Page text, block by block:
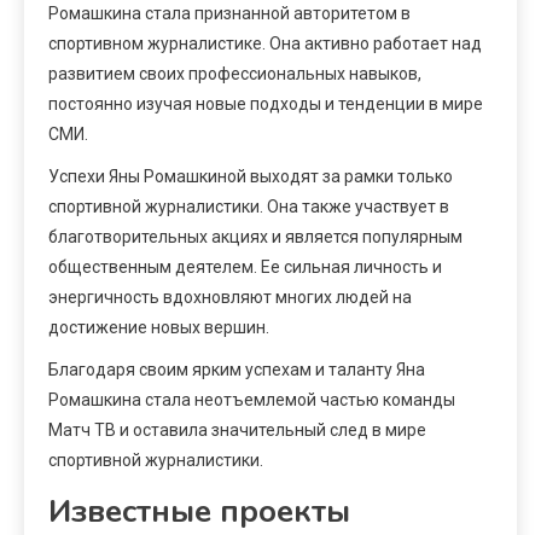
Ромашкина стала признанной авторитетом в
спортивном журналистике. Она активно работает над
развитием своих профессиональных навыков,
постоянно изучая новые подходы и тенденции в мире
СМИ.
Успехи Яны Ромашкиной выходят за рамки только
спортивной журналистики. Она также участвует в
благотворительных акциях и является популярным
общественным деятелем. Ее сильная личность и
энергичность вдохновляют многих людей на
достижение новых вершин.
Благодаря своим ярким успехам и таланту Яна
Ромашкина стала неотъемлемой частью команды
Матч ТВ и оставила значительный след в мире
спортивной журналистики.
Известные проекты